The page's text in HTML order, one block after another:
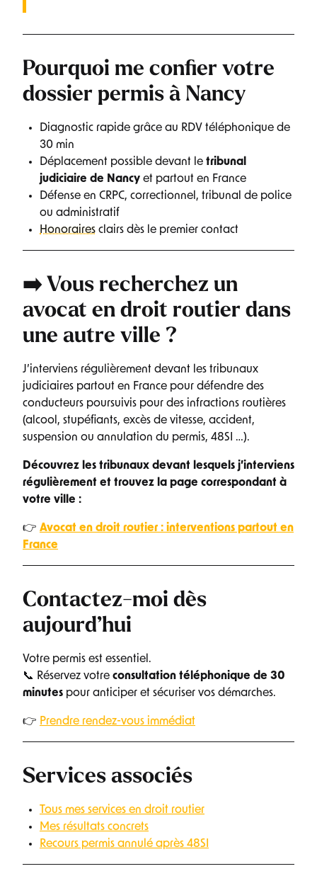
Pourquoi me confier votre
dossier permis à Nancy
Diagnostic rapide grâce au RDV téléphonique de
30 min
Déplacement possible devant le tribunal
judiciaire de Nancy et partout en France
Défense en CRPC, correctionnel, tribunal de police
ou administratif
Honoraires clairs dès le premier contact
➡️ Vous recherchez un
avocat en droit routier dans
une autre ville ?
J’interviens régulièrement devant les tribunaux
judiciaires partout en France pour défendre des
conducteurs poursuivis pour des infractions routières
(alcool, stupéfiants, excès de vitesse, accident,
suspension ou annulation du permis, 48SI …).
Découvrez les tribunaux devant lesquels j’interviens
régulièrement et trouvez la page correspondant à
votre ville :
👉 Avocat en droit routier : interventions partout en
France
Contactez-moi dès
aujourd’hui
Votre permis est essentiel.
📞 Réservez votre consultation téléphonique de 30
minutes pour anticiper et sécuriser vos démarches.
👉 Prendre rendez-vous immédiat
Services associés
Tous mes services en droit routier
Mes résultats concrets
Recours permis annulé après 48SI